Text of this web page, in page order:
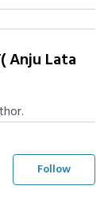
Anju Lata
Follow